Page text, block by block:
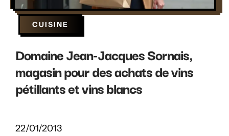
CUISINE
Domaine Jean-Jacques Sornais,
magasin pour des achats de vins
pétillants et vins blancs
22/01/2013